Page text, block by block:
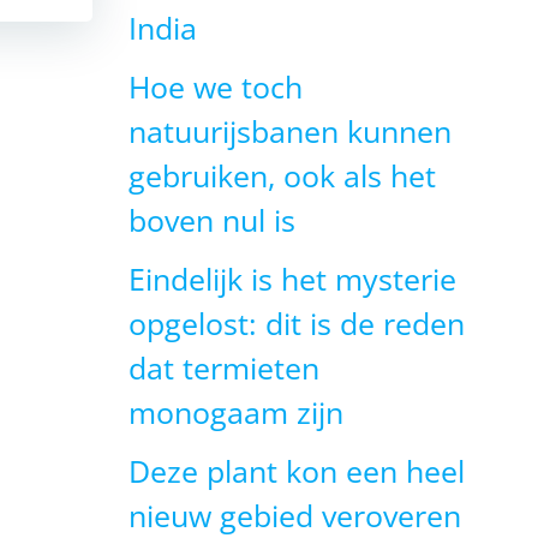
India
Hoe we toch
natuurijsbanen kunnen
gebruiken, ook als het
boven nul is
Eindelijk is het mysterie
opgelost: dit is de reden
dat termieten
monogaam zijn
Deze plant kon een heel
nieuw gebied veroveren